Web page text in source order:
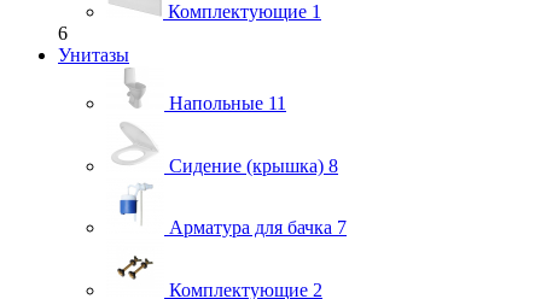
Комплектующие 1
6
Унитазы
Напольные 11
Сидение (крышка) 8
Арматура для бачка 7
Комплектующие 2